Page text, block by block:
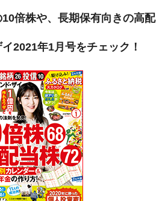
倍株や、長期保有向きの高配
2021年1月号をチェック！